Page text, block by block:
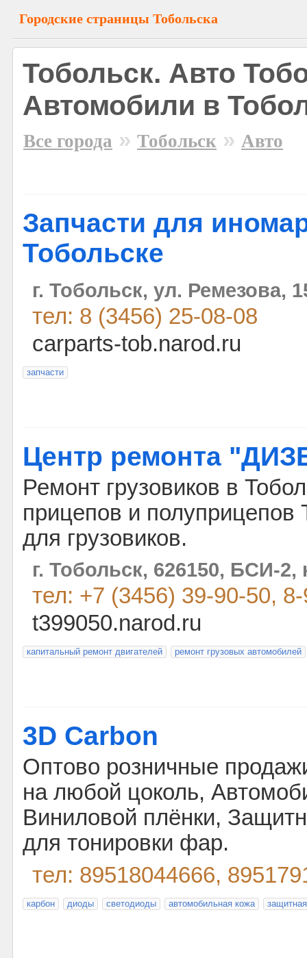
Городские страницы Тобольска
Тобольск. Авто
Автомобили в
Все города » Тобольск » Авто
Запчасти для
Тобольске
г. Тобольск, ул. Ремезова,
тел: 8 (3456) 25-08-08
carparts-tob.narod.ru
запчасти
Центр ремонта
Ремонт грузовиков в
прицепов и
для грузовиков.
г. Тобольск, 626150, БСИ-2,
тел: +7 (3456) 39-90-50,
t399050.narod.ru
капитальный ремонт двигателей ремонт грузовых автомобилей
3D Carbon
Оптово розничные
на любой цоколь,
Виниловой плёнки,
для тонировки фар.
тел: 89518044666,
карбон диоды светодиоды автомобильная кожа